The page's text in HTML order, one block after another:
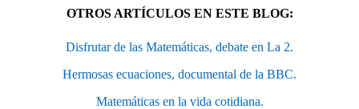
OTROS ARTÍCULOS EN ESTE BLOG:
Disfrutar de las Matemáticas, debate en La 2.
Hermosas ecuaciones, documental de la BBC.
Matemáticas en la vida cotidiana.